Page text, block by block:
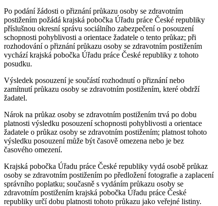
Po podání žádosti o přiznání průkazu osoby se zdravotním
postižením požádá krajská pobočka Úřadu práce České republiky
příslušnou okresní správu sociálního zabezpečení o posouzení
schopnosti pohyblivosti a orientace žadatele o tento průkaz; při
rozhodování o přiznání průkazu osoby se zdravotním postižením
vychází krajská pobočka Úřadu práce České republiky z tohoto
posudku.
Výsledek posouzení je součástí rozhodnutí o přiznání nebo
zamítnutí průkazu osoby se zdravotním postižením, které obdrží
žadatel.
Nárok na průkaz osoby se zdravotním postižením trvá po dobu
platnosti výsledku posouzení schopnosti pohyblivosti a orientace
žadatele o průkaz osoby se zdravotním postižením; platnost tohoto
výsledku posouzení může být časově omezena nebo je bez
časového omezení.
Krajská pobočka Úřadu práce České republiky vydá osobě průkaz
osoby se zdravotním postižením po předložení fotografie a zaplacení
správního poplatku; současně s vydáním průkazu osoby se
zdravotním postižením krajská pobočka Úřadu práce České
republiky určí dobu platnosti tohoto průkazu jako veřejné listiny.